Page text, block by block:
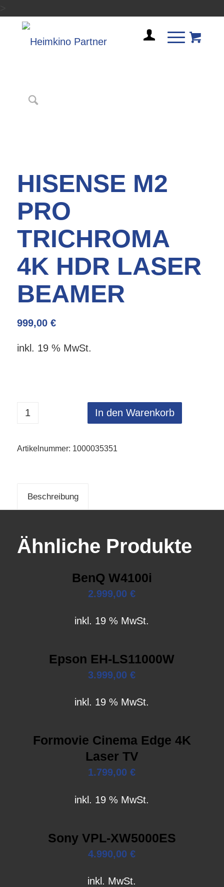
HISENSE M2
PRO
TRICHROMA
4K HDR LASER
BEAMER
999,00 €
inkl. 19 % MwSt.
In den Warenkorb
Artikelnummer: 1000035351
Beschreibung
Ähnliche Produkte
BenQ W4100i
2.999,00€
inkl. 19 % MwSt.
Epson EH-LS11000W
3.999,00€
inkl. 19 % MwSt.
Formovie Cinema Edge 4K
Laser TV
1.799,00€
inkl. 19 % MwSt.
Sony VPL-XW5000ES
4.990,00€
inkl. MwSt.